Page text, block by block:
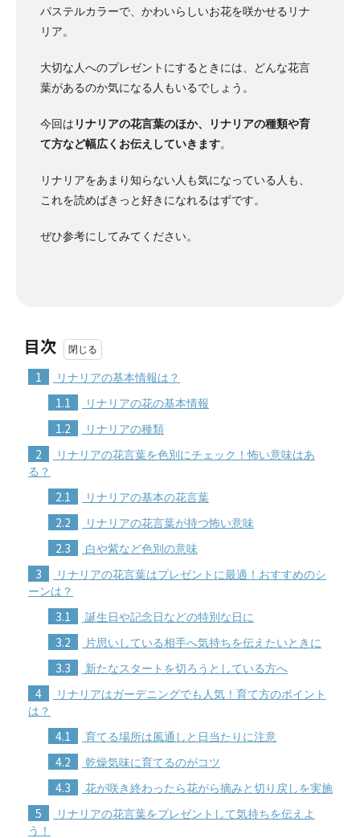
パステルカラーで、かわいらしいお花を咲かせるリナ
リア。
大切な人へのプレゼントにするときには、どんな花言
葉があるのか気になる人もいるでしょう。
今回は リナリアの花言葉のほか、リナリアの種類や育
て方など幅広くお伝えしていきます。
リナリアをあまり知らない人も気になっている人も、
これを読めばきっと好きになれるはずです。
ぜひ参考にしてみてください。
目次
1 リナリアの基本情報は？
1.1 リナリアの花の基本情報
1.2 リナリアの種類
2
リナリアの花言葉を色別にチェック！怖い意味はあ
る？
2.1 リナリアの基本の花言葉
2.2 リナリアの花言葉が持つ怖い意味
2.3 白や紫など色別の意味
3
リナリアの花言葉はプレゼントに最適！おすすめのシ
ーンは？
3.1 誕生日や記念日などの特別な日に
3.2 片思いしている相手へ気持ちを伝えたいときに
3.3 新たなスタートを切ろうとしている方へ
4
リナリアはガーデニングでも人気！育て方のポイント
は？
4.1 育てる場所は風通しと日当たりに注意
4.2 乾燥気味に育てるのがコツ
4.3 花が咲き終わったら花がら摘みと切り戻しを実施
5
リナリアの花言葉をプレゼントして気持ちを伝えよ
う！